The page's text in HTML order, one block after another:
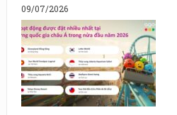
09/07/2026